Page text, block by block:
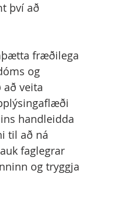
því að
fræðilega
og
veita
handleidda
til að ná
faglegrar
og tryggja